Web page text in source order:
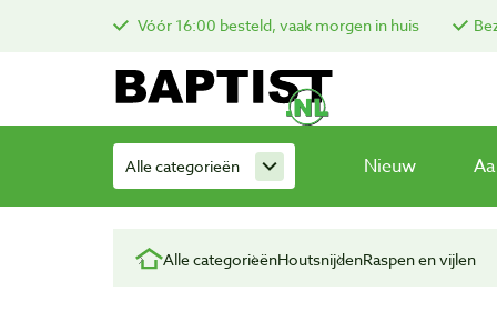
Vóór 16:00 besteld, vaak morgen in huis
Alle categorieën Nieuw
Alle categorieënHoutsnijdenRaspen en vijlen